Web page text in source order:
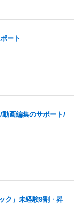
ート
画編集のサポート/
ク」未経験9割・昇